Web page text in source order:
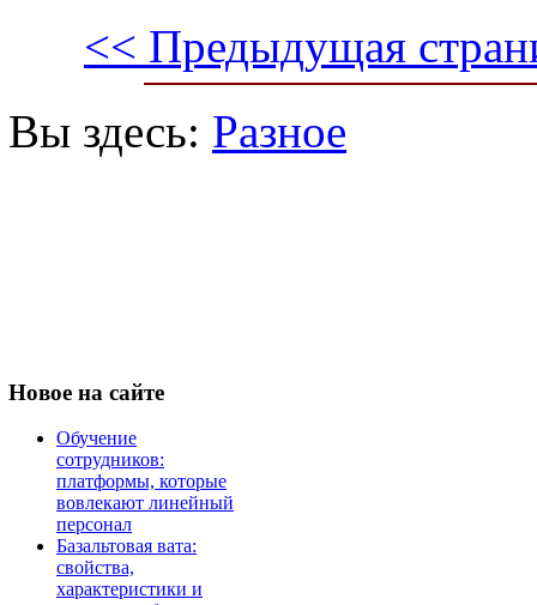
<< Предыдущая
Вы здесь: Разное
Новое на сайте
Обучение
сотрудников:
платформы, которые
вовлекают линейный
персонал
Базальтовая вата:
свойства,
характеристики и